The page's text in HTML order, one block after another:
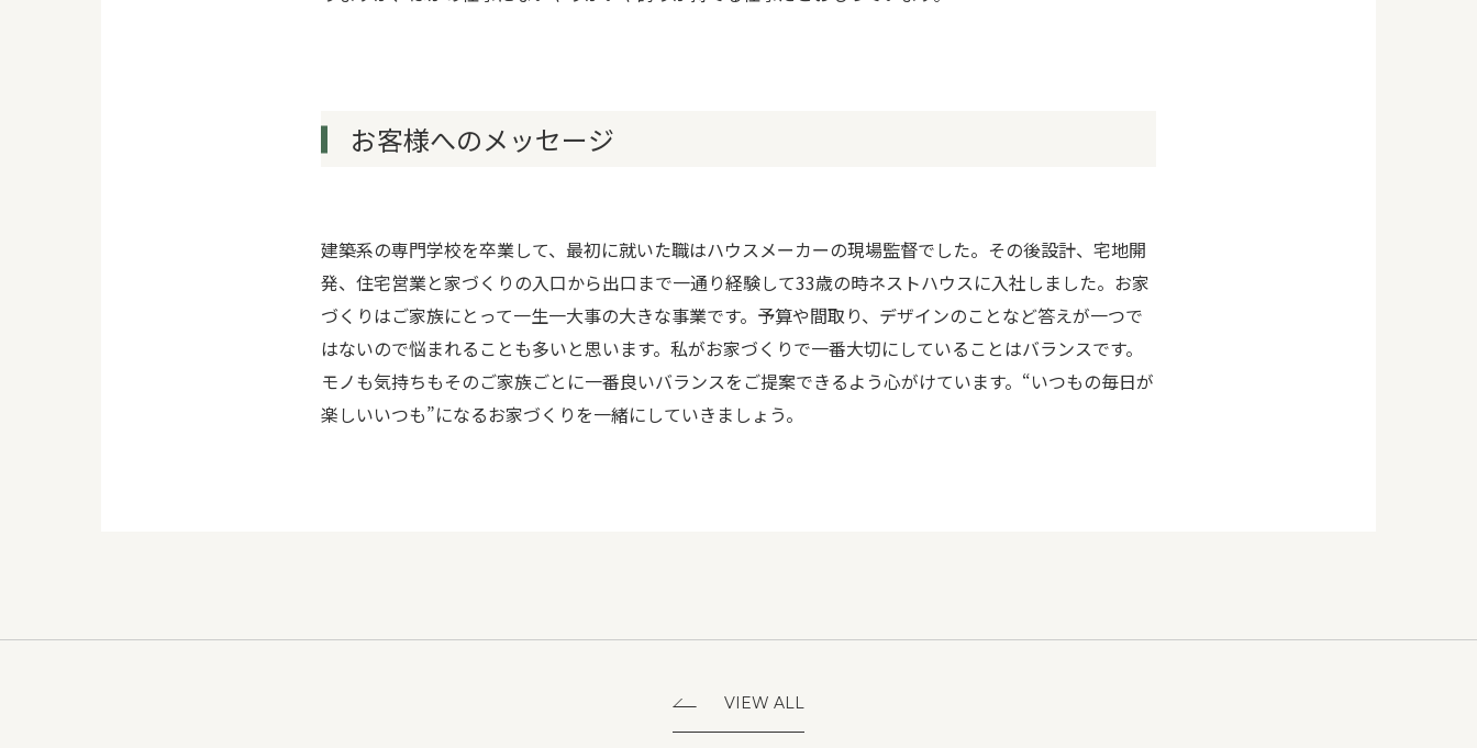
お客様へのメッセージ
建築系の専門学校を卒業して、最初に就いた職はハウスメーカーの現場監督でした。その後設計、宅地開
発、住宅営業と家づくりの入口から出口まで一通り経験して33歳の時ネストハウスに入社しました。お家
づくりはご家族にとって一生一大事の大きな事業です。予算や間取り、デザインのことなど答えが一つで
はないので悩まれることも多いと思います。私がお家づくりで一番大切にしていることはバランスです。
モノも気持ちもそのご家族ごとに一番良いバランスをご提案できるよう心がけています。“いつもの毎日が
楽しいいつも”になるお家づくりを一緒にしていきましょう。
VIEW ALL